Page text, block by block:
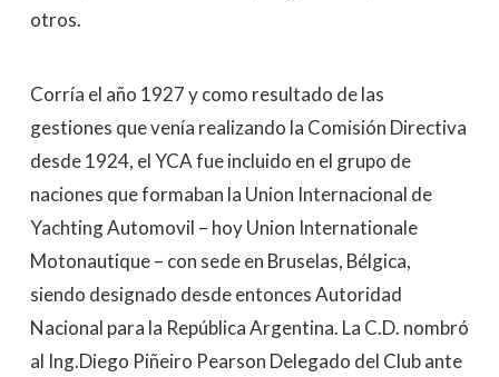
otros.
Corría el año 1927 y como resultado de las
gestiones que venía realizando la Comisión Directiva
desde 1924, el YCA fue incluido en el grupo de
naciones que formaban la Union Internacional de
Yachting Automovil – hoy Union Internationale
Motonautique – con sede en Bruselas, Bélgica,
siendo designado desde entonces Autoridad
Nacional para la República Argentina. La C.D. nombró
al Ing.Diego Piñeiro Pearson Delegado del Club ante